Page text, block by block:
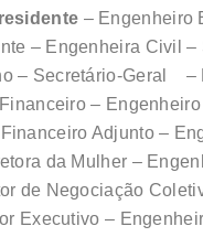
– Engenheiro
– Engenheira Civil –
– Secretário-Geral –
–
Adjunto –
da Mulher –
de Negociação
Executivo –